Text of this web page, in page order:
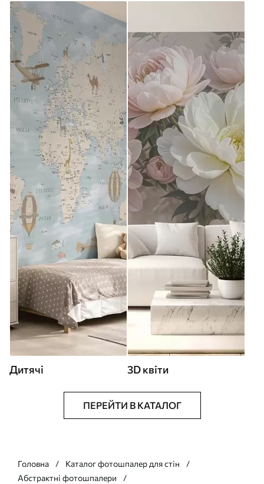
Дитячі 3D квіти
ПЕРЕЙТИ В КАТАЛОГ
Головна
Каталог фотошпалер для стін
Абстрактні фотошпалери